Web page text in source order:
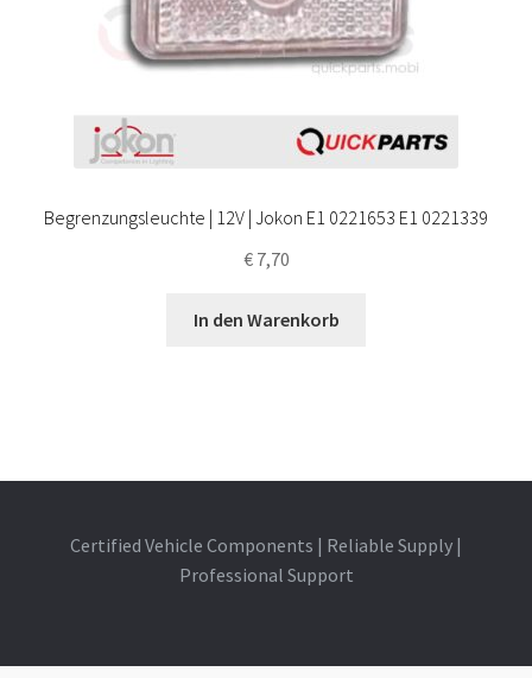
Begrenzungsleuchte | 12V | Jokon E1 0221653 E1 0221339
€7,70
In den Warenkorb
Certified Vehicle Components | Reliable Supply |
Professional Support